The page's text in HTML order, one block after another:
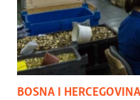
BOSNA I HERCEGOVINA